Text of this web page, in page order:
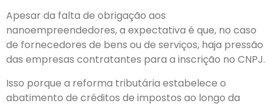
Apesar da falta de obrigação aos
nanoempreendedores, a expectativa é que, no caso
de fornecedores de bens ou de serviços, haja pressão
das empresas contratantes para a inscrição no CNPJ.
Isso porque a reforma tributária estabelece o
abatimento de créditos de impostos ao longo da